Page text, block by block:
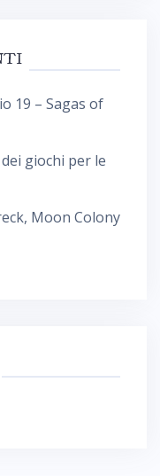
19 – Sagas of
giochi per le
Moon Colony